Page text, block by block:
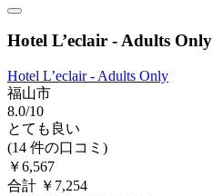
Hotel L’eclair - Adults Only
Hotel L’eclair - Adults Only
福山市
8.0/10
とても良い
(14 件の口コミ)
￥6,567
合計 ￥7,254